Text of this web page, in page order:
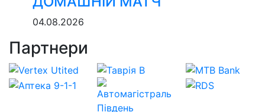
04.08.2026
Партнери